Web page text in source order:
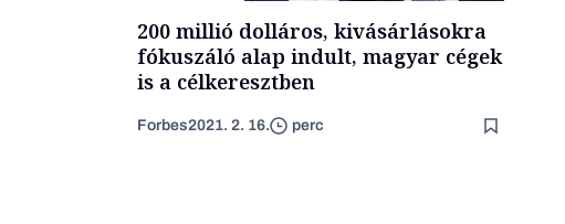
200 millió dolláros, kivásárlásokra
fókuszáló alap indult, magyar cégek
is a célkeresztben
Forbes2021. 2. 16. perc